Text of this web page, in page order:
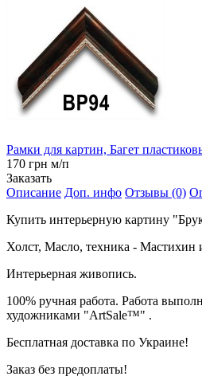
Рамки для картин, Багет
170 грн м/п
Заказать
Описание Доп. инфо Отзывы (0)
Купить интерьерную картину
Холст, Масло, техника - Мастихин
Интерьерная живопись.
100% ручная работа. Работа
художниками "ArtSale™" .
Бесплатная доставка по Украине!
Заказ без предоплаты!